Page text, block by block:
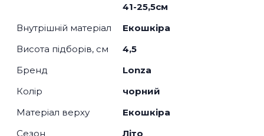
41-25,5см
Внутрішній матеріал
Екошкіра
Висота підборів, см
4,5
Бренд
Lonza
Колір
чорний
Матеріал верху
Екошкіра
Сезон
Літо